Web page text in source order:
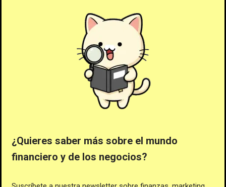
¿Quieres saber más sobre el mundo
financiero y de los negocios?